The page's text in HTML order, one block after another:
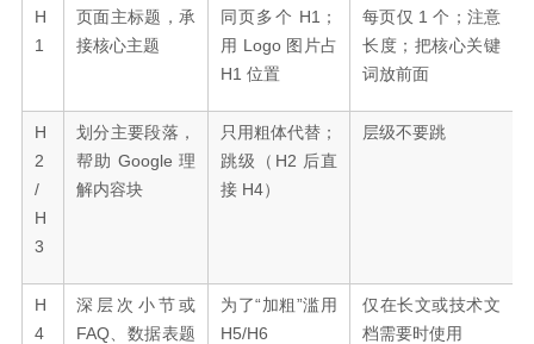
H
1
页面主标题，承
接核心主题
同页多个 H1；
用 Logo 图片占
H1 位置
每页仅 1 个；注意
长度；把核心关键
词放前面
H
2
/
H
3
划分主要段落，
帮助 Google 理
解内容块
只用粗体代替；
跳级（H2 后直
接 H4）
层级不要跳
H
4
深层次小节或
FAQ、数据表题
为了“加粗”滥用
H5/H6
仅在长文或技术文
档需要时使用